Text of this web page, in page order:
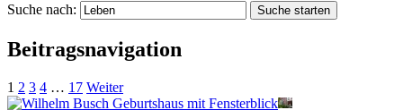
Suche nach: Suche starten
Beitragsnavigation
1 2 3 4 … 17 Weiter